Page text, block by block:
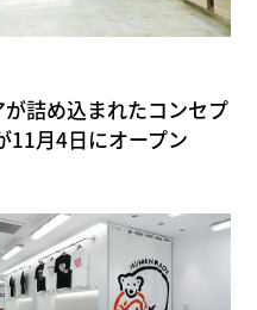
が詰め込まれたコンセプ
11月4日にオープン